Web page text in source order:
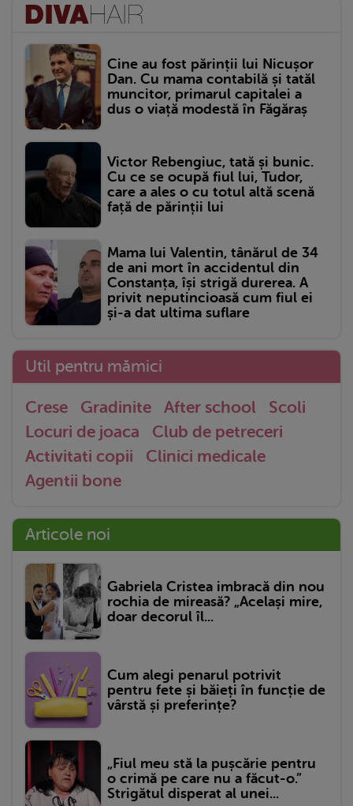
Cine au fost părinții lui Nicușor
Dan. Cu mama contabilă și tatăl
muncitor, primarul capitalei a
dus o viață modestă în Făgăraș
Victor Rebengiuc, tată și bunic.
Cu ce se ocupă fiul lui, Tudor,
care a ales o cu totul altă scenă
față de părinții lui
Mama lui Valentin, tânărul de 34
de ani mort în accidentul din
Constanța, își strigă durerea. A
privit neputincioasă cum fiul ei
și-a dat ultima suflare
Util pentru mămici
Crese Gradinite After school
Scoli
Locuri de joaca
Club de petreceri
Activitati copii
Clinici medicale
Agentii bone
Articole noi
Gabriela Cristea imbracă din nou
rochia de mireasă? „Același mire,
doar decorul îl...
Cum alegi penarul potrivit
pentru fete și băieți în funcție de
vârstă și preferințe?
„Fiul meu stă la pușcărie pentru
o crimă pe care nu a făcut-o.”
Strigătul disperat al unei...